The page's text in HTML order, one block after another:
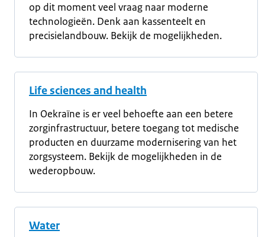
op dit moment veel vraag naar moderne
technologieën. Denk aan kassenteelt en
precisielandbouw. Bekijk de mogelijkheden.
Life sciences and health
In Oekraïne is er veel behoefte aan een betere
zorginfrastructuur, betere toegang tot medische
producten en duurzame modernisering van het
zorgsysteem. Bekijk de mogelijkheden in de
wederopbouw.
Water